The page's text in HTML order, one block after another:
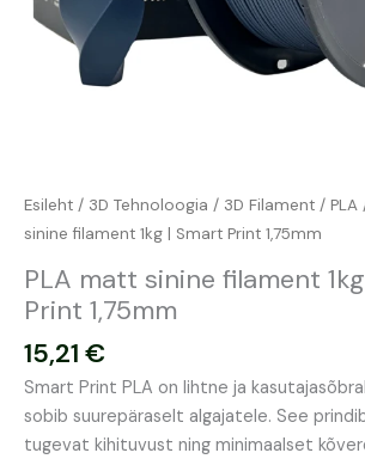
Esileht / 3D Tehnoloogia / 3D Filament / PLA
sinine filament 1kg | Smart Print 1,75mm
PLA matt sinine filament
Print 1,75mm
15,21 €
Smart Print PLA on lihtne ja
sobib suurepäraselt algajatele. See
tugevat kihituvust ning minimaalset